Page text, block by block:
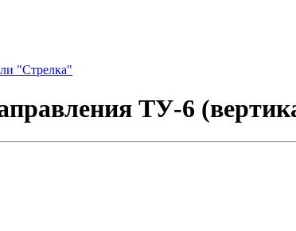
"Стрелка"
ТУ-6